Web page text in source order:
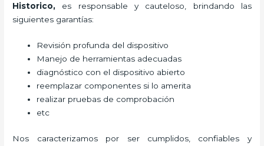
Historico, es responsable y cauteloso, brindando las
siguientes garantías:
Revisión profunda del dispositivo
Manejo de herramientas adecuadas
diagnóstico con el dispositivo abierto
reemplazar componentes si lo amerita
realizar pruebas de comprobación
etc
Nos caracterizamos por ser cumplidos, confiables y